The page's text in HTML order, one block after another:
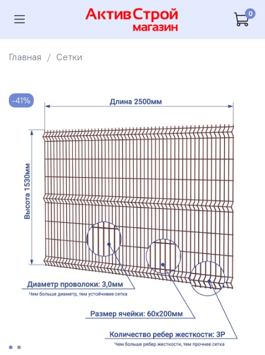
0
Главная Сетки
-41%